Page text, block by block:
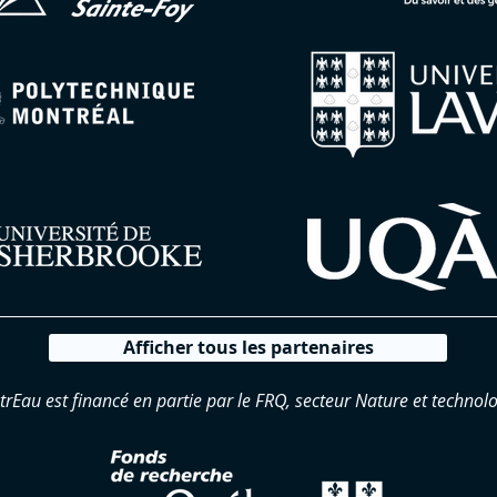
Afficher tous les partenaires
est financé en partie par le FRQ, secteur Nature et